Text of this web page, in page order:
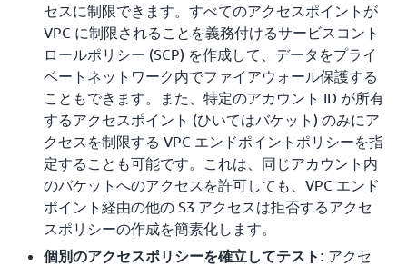
セスに制限できます。すべてのアクセスポイントが
VPC に制限されることを義務付けるサービスコント
ロールポリシー (SCP) を作成して、データをプライ
ベートネットワーク内でファイアウォール保護する
こともできます。また、特定のアカウント ID が所有
するアクセスポイント (ひいてはバケット) のみにア
クセスを制限する VPC エンドポイントポリシーを指
定することも可能です。これは、同じアカウント内
のバケットへのアクセスを許可しても、VPC エンド
ポイント経由の他の S3 アクセスは拒否するアクセ
スポリシーの作成を簡素化します。
個別のアクセスポリシーを確立してテスト: アクセ